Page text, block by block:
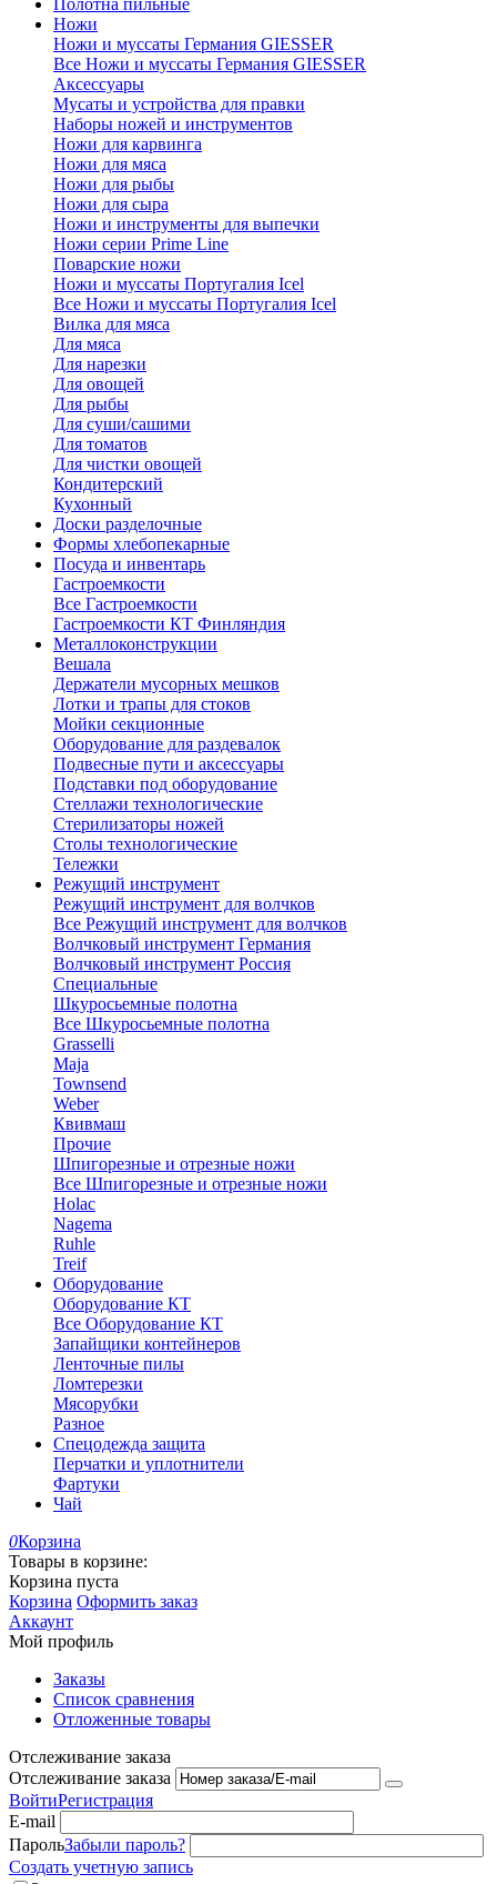
Полотна пильные
Ножи
Ножи и муссаты Германия GIESSER
Все Ножи и муссаты Германия GIESSER
Аксессуары
Мусаты и устройства для правки
Наборы ножей и инструментов
Ножи для карвинга
Ножи для мяса
Ножи для рыбы
Ножи для сыра
Ножи и инструменты для выпечки
Ножи серии Prime Line
Поварские ножи
Ножи и муссаты Португалия Icel
Все Ножи и муссаты Португалия Icel
Вилка для мяса
Для мяса
Для нарезки
Для овощей
Для рыбы
Для суши/сашими
Для томатов
Для чистки овощей
Кондитерский
Кухонный
Доски разделочные
Формы хлебопекарные
Посуда и инвентарь
Гастроемкости
Все Гастроемкости
Гастроемкости КТ Финляндия
Металлоконструкции
Вешала
Держатели мусорных мешков
Лотки и трапы для стоков
Мойки секционные
Оборудование для раздевалок
Подвесные пути и аксессуары
Подставки под оборудование
Стеллажи технологические
Стерилизаторы ножей
Столы технологические
Тележки
Режущий инструмент
Режущий инструмент для волчков
Все Режущий инструмент для волчков
Волчковый инструмент Германия
Волчковый инструмент Россия
Специальные
Шкуросьемные полотна
Все Шкуросьемные полотна
Grasselli
Maja
Townsend
Weber
Квивмаш
Прочие
Шпигорезные и отрезные ножи
Все Шпигорезные и отрезные ножи
Holac
Nagema
Ruhle
Treif
Оборудование
Оборудование КТ
Все Оборудование КТ
Запайщики контейнеров
Ленточные пилы
Ломтерезки
Мясорубки
Разное
Спецодежда защита
Перчатки и уплотнители
Фартуки
Чай
0Корзина
Товары в корзине:
Корзина пуста
Корзина Оформить заказ
Аккаунт
Мой профиль
Заказы
Список сравнения
Отложенные товары
Отслеживание заказа
Отслеживание заказа
ВойтиРегистрация
E-mail
ПарольЗабыли пароль?
Создать учетную запись